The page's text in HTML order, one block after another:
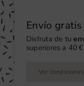
Envío gratis
Disfruta de tu
superiores a 40
Ver